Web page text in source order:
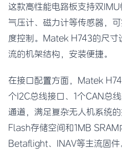
这款高性能电路板支持双
气压计、磁力计等传感器，
度控制。Matek H743的尺寸
流的机架结构，安装便捷。
在接口配置方面，Matek
个I2C总线接口、1个CAN总
通道，满足复杂无人机系统
Flash存储空间和1MB
Betaflight、INAV等主流固